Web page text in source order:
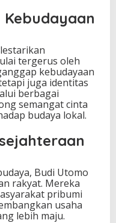
Kebudayaan
tergerus oleh
kebudayaan
juga identitas
berbagai
semangat cinta
budaya lokal.
Budi Utomo
rakyat. Mereka
pribumi
usaha
lebih maju.